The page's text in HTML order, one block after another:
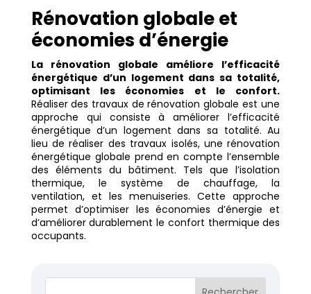
Rénovation globale et
économies d’énergie
La rénovation globale améliore l’efficacité
énergétique d’un logement dans sa totalité,
optimisant les économies et le confort.
Réaliser des travaux de rénovation globale est une
approche qui consiste à améliorer l’efficacité
énergétique d’un logement dans sa totalité. Au
lieu de réaliser des travaux isolés, une rénovation
énergétique globale prend en compte l’ensemble
des éléments du bâtiment. Tels que l’isolation
thermique, le système de chauffage, la
ventilation, et les menuiseries. Cette approche
permet d’optimiser les économies d’énergie et
d’améliorer durablement le confort thermique des
occupants.